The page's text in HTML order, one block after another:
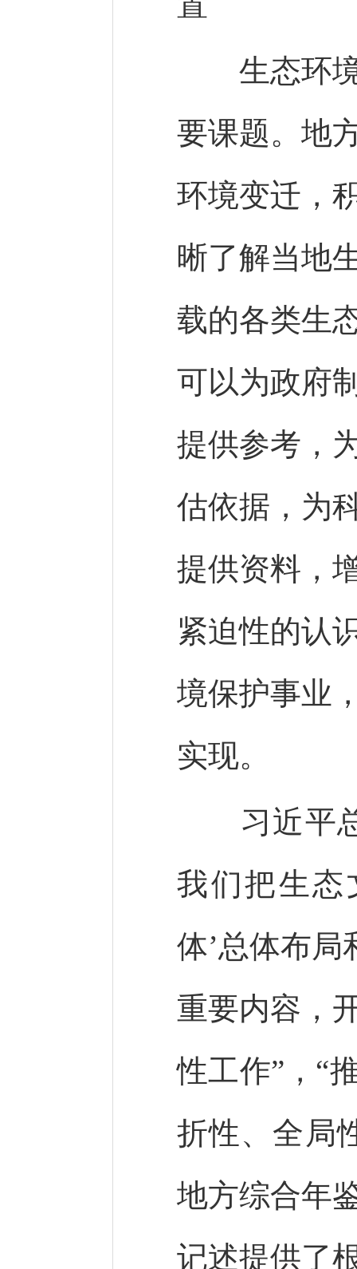
生态环境
要课题。地
环境变迁，
晰了解当地
载的各类生
可以为政府
提供参考，
估依据，为
提供资料，
紧迫性的认
境保护事业
实现。
习近平总
我们把生态
体’总体布局
重要内容，
性工作”，“
折性、全局
地方综合年
记述提供了